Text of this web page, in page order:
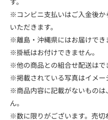
※コンビニ支払いはご入金後
いただきます。
※離島・沖縄県にはお届けでき
※掛紙はお付けできません。
※他の商品との組合せ配送はで
※掲載されている写真はイメー
※商品内容に記載がないもの
ん。
※数に限りがございます。売切